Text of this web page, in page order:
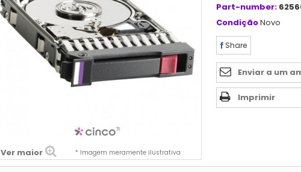
Ver maior * Imagem meramente ilustrativa
Part-number:
CondiçãoNovo
Share
Enviar a um
Imprimir